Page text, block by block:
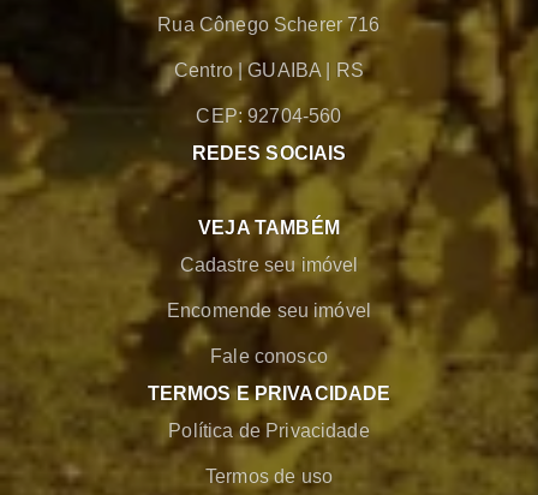
Rua Cônego Scherer 716
Centro |GUAIBA RS
CEP: 92704-560
REDES SOCIAIS
VEJA TAMBÉM
Cadastre seu imóvel
Encomende seu imóvel
Fale conosco
TERMOS E PRIVACIDADE
Política de Privacidade
Termos de uso